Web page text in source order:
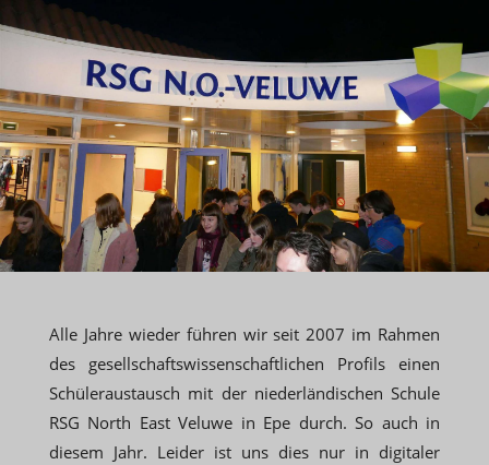
Alle Jahre wieder führen wir seit 2007 im Rahmen
des gesellschaftswissenschaftlichen Profils einen
Schüleraustausch mit der niederländischen Schule
RSG North East Veluwe in Epe durch. So auch in
diesem Jahr. Leider ist uns dies nur in digitaler